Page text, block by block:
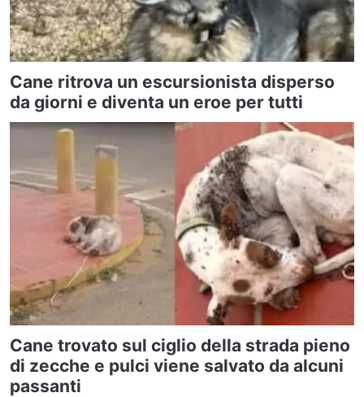
Cane ritrova un escursionista disperso
da giorni e diventa un eroe per tutti
Cane trovato sul ciglio della strada pieno
di zecche e pulci viene salvato da alcuni
passanti